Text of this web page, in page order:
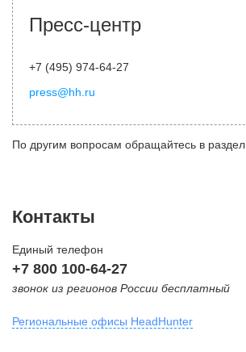
Пресс-центр
+7 (495) 974-64-27
press@hh.ru
По другим вопросам обращайтесь в раздел
Контакты
Единый телефон
+7 800 100-64-27
звонок из регионов России бесплатный
Региональные офисы HeadHunter